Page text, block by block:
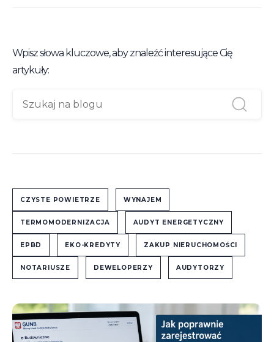
Wpisz słowa kluczowe, aby znaleźć interesujące Cię
artykuły:
CZYSTE POWIETRZE WYNAJEM
TERMOMODERNIZACJA AUDYT ENERGETYCZNY
EPBD EKO-KREDYTY ZAKUP NIERUCHOMOŚCI
NOTARIUSZE DEWELOPERZY AUDYTORZY